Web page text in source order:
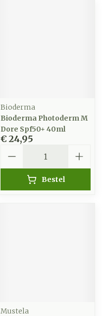
Bioderma
Bioderma Photoderm M
Dore Spf50+ 40ml
€ 24,95
Bestel
Mustela